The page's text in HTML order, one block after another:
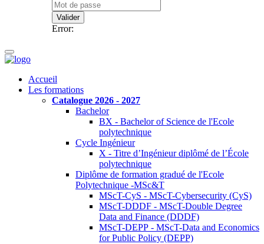
Valider
Error:
Accueil
Les formations
Catalogue 2026 - 2027
Bachelor
BX - Bachelor of Science de l'Ecole
polytechnique
Cycle Ingénieur
X - Titre d’Ingénieur diplômé de l’École
polytechnique
Diplôme de formation gradué de l'Ecole
Polytechnique -MSc&T
MScT-CyS - MScT-Cybersecurity (CyS)
MScT-DDDF - MScT-Double Degree
Data and Finance (DDDF)
MScT-DEPP - MScT-Data and Economics
for Public Policy (DEPP)